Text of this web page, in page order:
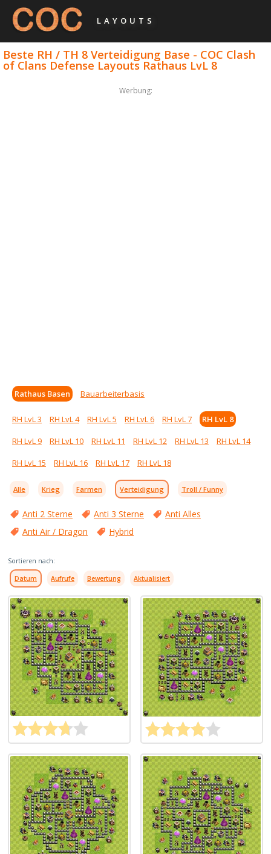
LAYOUTS
Beste RH / TH 8 Verteidigung Base - COC Clash
of Clans Defense Layouts Rathaus LvL 8
Werbung:
Rathaus Basen Bauarbeiterbasis
RH LvL 3 RH LvL 4 RH LvL 5 RH LvL 6 RH LvL 7
RH LvL 8
RH LvL 9
RH LvL 10 RH LvL 11 RH LvL 12 RH LvL 13
RH LvL 14
RH LvL 15
RH LvL 16 RH LvL 17 RH LvL 18
Alle Krieg Farmen Verteidigung Troll / Funny
Anti 2 Sterne Anti 3 Sterne
Anti Alles
Anti Air / Dragon
Hybrid
Sortieren nach:
Datum Aufrufe Bewertung Aktualisiert